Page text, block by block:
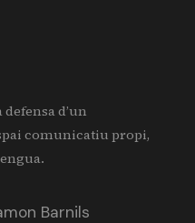
d’un
comunicatiu propi,
Barnils